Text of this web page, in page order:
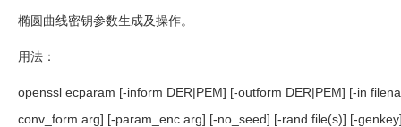
椭圆曲线密钥参数生成及操作。
用法：
openssl ecparam [-inform DER|PEM] [-outform DER|PEM] [-in
conv_form arg] [-param_enc arg] [-no_seed] [-rand file(s)] [-